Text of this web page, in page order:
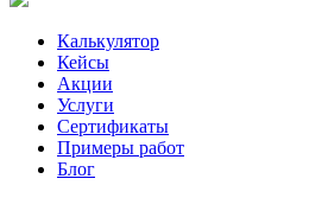
Калькулятор
Кейсы
Акции
Услуги
Сертификаты
Примеры работ
Блог